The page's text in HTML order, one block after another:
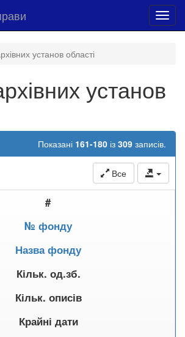
установ області
установ
Показані 161-180 із 309 записів.
Все
#
№ фонду
Назва фонду
Кільк. од.зб.
Кільк. описів
Крайні дати